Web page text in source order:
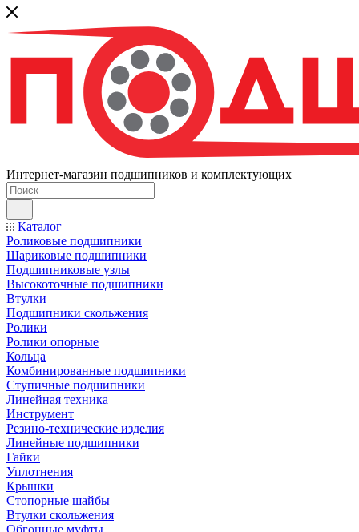
Интернет-магазин подшипников и комплектующих
Каталог
Роликовые подшипники
Шариковые подшипники
Подшипниковые узлы
Высокоточные подшипники
Втулки
Подшипники скольжения
Ролики
Ролики опорные
Кольца
Комбинированные подшипники
Ступичные подшипники
Линейная техника
Инструмент
Резино-технические изделия
Линейные подшипники
Гайки
Уплотнения
Крышки
Стопорные шайбы
Втулки скольжения
Обгонные муфты